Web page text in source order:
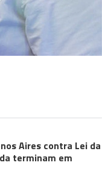
Aires contra Lei da
terminam em